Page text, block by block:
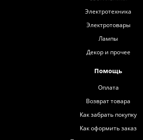
Электротехника
Электротовары
Лампы
Декор и прочее
Помощь
Оплата
Возврат товара
Как забрать покупку
Как оформить заказ